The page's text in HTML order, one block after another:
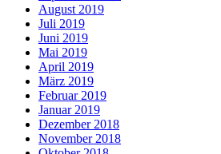
August 2019
Juli 2019
Juni 2019
Mai 2019
April 2019
März 2019
Februar 2019
Januar 2019
Dezember 2018
November 2018